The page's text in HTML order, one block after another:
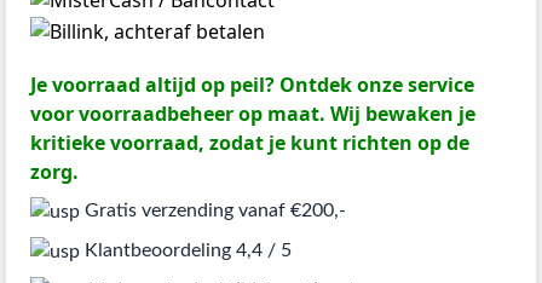
Je voorraad altijd op peil? Ontdek onze service
voor voorraadbeheer op maat. Wij bewaken je
kritieke voorraad, zodat je kunt richten op de
zorg.
Gratis verzending vanaf €200,-
Klantbeoordeling 4,4 / 5